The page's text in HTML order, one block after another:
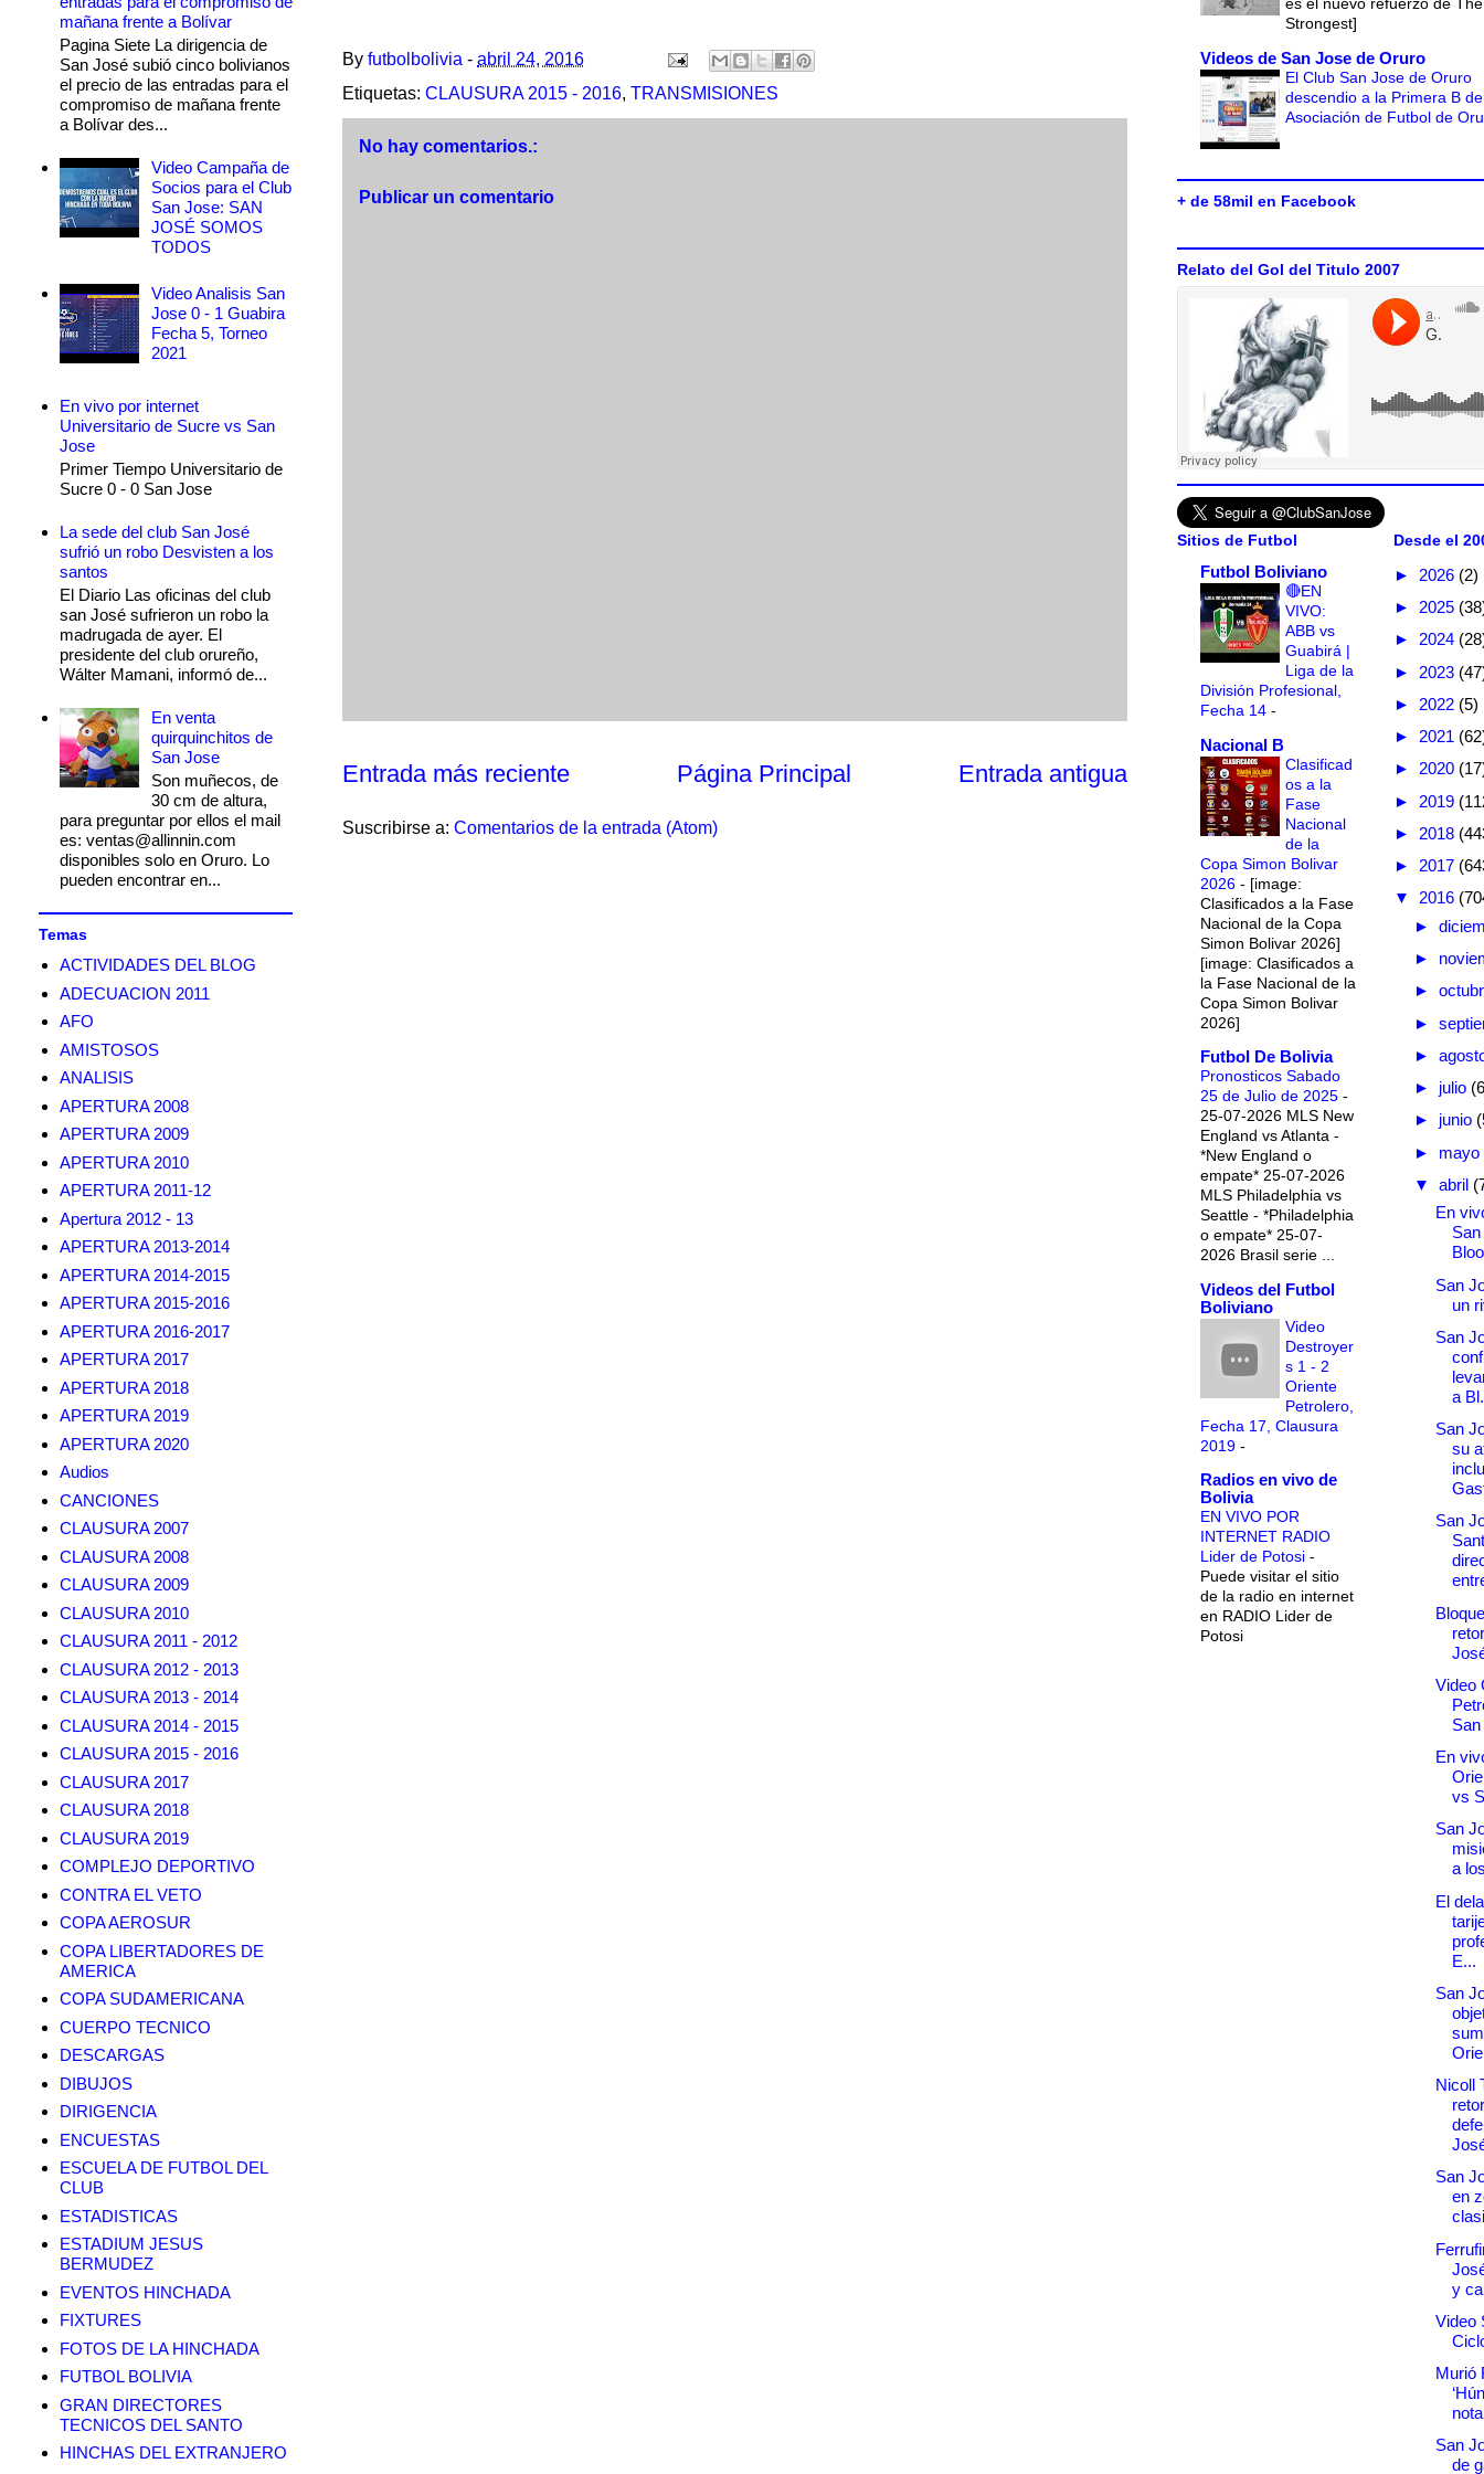
By futbolbolivia - abril 24, 2016
Etiquetas: CLAUSURA 2015 - 2016, TRANSMISIONES
No hay comentarios.:
Publicar un comentario
Entrada más reciente Entrada antigua
Página Principal
Suscribirse a: Comentarios de la entrada (Atom)
mañana frente a Bolívar
Pagina Siete La dirigencia de
San José subió cinco bolivianos
el precio de las entradas para el
compromiso de mañana frente
a Bolívar des...
Video Campaña de
Socios para el Club
San Jose: SAN
JOSÉ SOMOS
TODOS
Video Analisis San
Jose 0 - 1 Guabira
Fecha 5, Torneo
2021
En vivo por internet
Universitario de Sucre vs San
Jose
Primer Tiempo Universitario de
Sucre 0 - 0 San Jose
La sede del club San José
sufrió un robo Desvisten a los
santos
El Diario Las oficinas del club
san José sufrieron un robo la
madrugada de ayer. El
presidente del club orureño,
Wálter Mamani, informó de...
En venta
quirquinchitos de
San Jose
Son muñecos, de
30 cm de altura,
para preguntar por ellos el mail
es: ventas@allinnin.com
disponibles solo en Oruro. Lo
pueden encontrar en...
Temas
ACTIVIDADES DEL BLOG
ADECUACION 2011
AFO
AMISTOSOS
ANALISIS
APERTURA 2008
APERTURA 2009
APERTURA 2010
APERTURA 2011-12
Apertura 2012 - 13
APERTURA 2013-2014
APERTURA 2014-2015
APERTURA 2015-2016
APERTURA 2016-2017
APERTURA 2017
APERTURA 2018
APERTURA 2019
APERTURA 2020
Audios
CANCIONES
CLAUSURA 2007
CLAUSURA 2008
CLAUSURA 2009
CLAUSURA 2010
CLAUSURA 2011 - 2012
CLAUSURA 2012 - 2013
CLAUSURA 2013 - 2014
CLAUSURA 2014 - 2015
CLAUSURA 2015 - 2016
CLAUSURA 2017
CLAUSURA 2018
CLAUSURA 2019
COMPLEJO DEPORTIVO
CONTRA EL VETO
COPA AEROSUR
COPA LIBERTADORES DE
AMERICA
COPA SUDAMERICANA
CUERPO TECNICO
DESCARGAS
DIBUJOS
DIRIGENCIA
ENCUESTAS
ESCUELA DE FUTBOL DEL
CLUB
ESTADISTICAS
ESTADIUM JESUS
BERMUDEZ
EVENTOS HINCHADA
FIXTURES
FOTOS DE LA HINCHADA
FUTBOL BOLIVIA
GRAN DIRECTORES
TECNICOS DEL SANTO
HINCHAS DEL EXTRANJERO
Strongest]
Videos de San Jose de Oruro
El Club San Jose de Oruro
descendio a la Primera B
Asociación de Futbol de
+ de 58mil en Facebook
Relato del Gol del Titulo 2007
Sitios de Futbol
Futbol Boliviano
🔴EN
VIVO:
ABB vs
Guabirá |
Liga de la
División Profesional,
Fecha 14 -
Nacional B
Clasificad
os a la
Fase
Nacional
de la
Copa Simon Bolivar
2026 - [image:
Clasificados a la Fase
Nacional de la Copa
Simon Bolivar 2026]
[image: Clasificados a
la Fase Nacional de la
Copa Simon Bolivar
2026]
Futbol De Bolivia
Pronosticos Sabado
25 de Julio de 2025 -
25-07-2026 MLS New
England vs Atlanta -
*New England o
empate* 25-07-2026
MLS Philadelphia vs
Seattle - *Philadelphia
o empate* 25-07-
2026 Brasil serie ...
Videos del Futbol
Boliviano
Video
Destroyer
s 1 - 2
Oriente
Petrolero,
Fecha 17, Clausura
2019 -
Radios en vivo de
Bolivia
EN VIVO POR
INTERNET RADIO
Lider de Potosi -
Puede visitar el sitio
de la radio en internet
en RADIO Lider de
Potosi
Desde el
► 2026 (2)
► 2025
► 2024
► 2023
► 2022 (5)
► 2021
► 2020
► 2019
► 2018
► 2017
▼ 2016
►
►
►
►
►
► julio
► junio
► mayo
▼ abril
En
San
un
San
a
San
su
San
Video
En
vs
San
a
El
E...
San
Nicoll
San
en
y
Video
Murió
San
de